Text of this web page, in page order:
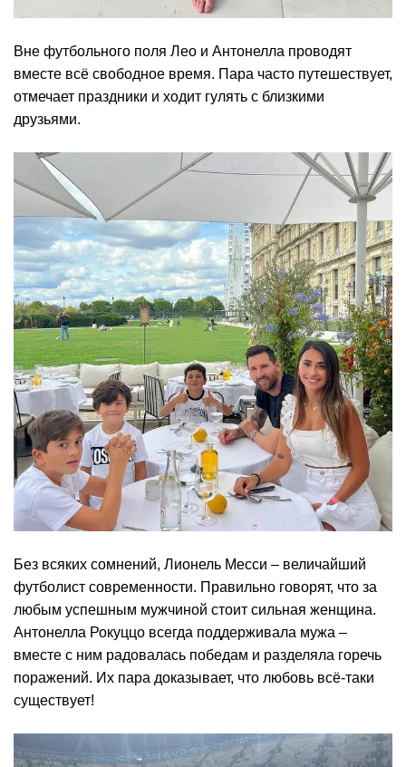
Вне футбольного поля Лео и Антонелла проводят
вместе всё свободное время. Пара часто путешествует,
отмечает праздники и ходит гулять с близкими
друзьями.
Без всяких сомнений, Лионель Месси – величайший
футболист современности. Правильно говорят, что за
любым успешным мужчиной стоит сильная женщина.
Антонелла Рокуццо всегда поддерживала мужа –
вместе с ним радовалась победам и разделяла горечь
поражений. Их пара доказывает, что любовь всё-таки
существует!